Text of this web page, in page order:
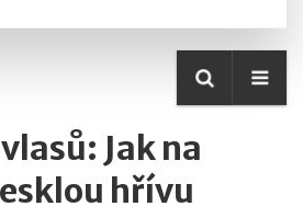
Jak na
hřívu